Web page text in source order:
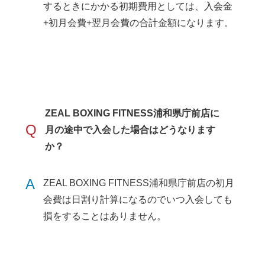
するときにかかる初期費用としては、入会金
+初月会費+翌月会費の合計金額になります。
Q
ZEAL BOXING FITNESS浦和県庁前店に
月の途中で入会した場合はどうなります
か？
A
ZEAL BOXING FITNESS浦和県庁前店の初月
会費は日割り計算になるのでいつ入会しても
損をすることはありません。